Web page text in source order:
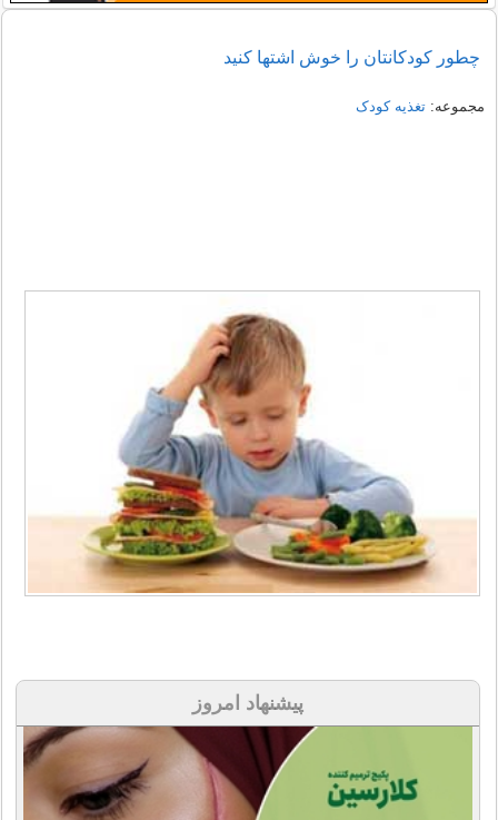
چطور کودکانتان را خوش اشتها کنید
مجموعه:تغذیه کودک
پیشنهاد امروز